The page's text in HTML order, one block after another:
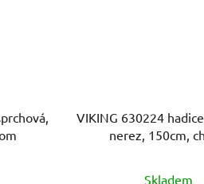
VIKING 630224
nerez, 150cm,
Skladem